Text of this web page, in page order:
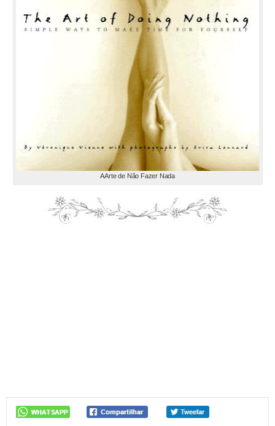
A Arte de Não Fazer Nada